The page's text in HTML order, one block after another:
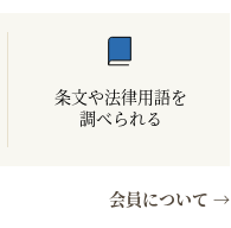
条文や法律用語を
調べられる
会員について →